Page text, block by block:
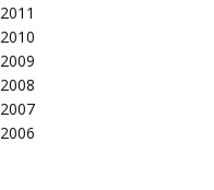
2011
2010
2009
2008
2007
2006